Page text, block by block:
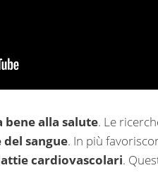
alla salute. Le
del sangue. In più
cardiovascolari.